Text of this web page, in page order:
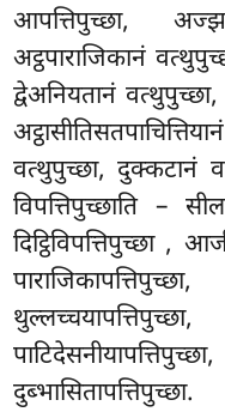
आपत्तिपुच्छा,
अट्ठपाराजिकानं
द्वेअनियतानं वत्थुपुच्छा,
वत्थुपुच्छा, दुक्कटानं
विपत्तिपुच्छाति –
दिट्ठिविपत्तिपुच्छा ,